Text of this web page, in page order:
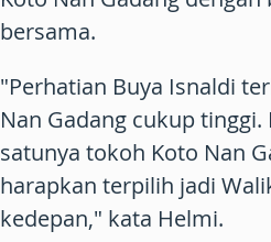
bersama.
"Perhatian Buya Isnaldi
Nan Gadang cukup tinggi.
satunya tokoh Koto Nan
harapkan terpilih jadi
kedepan," kata Helmi.